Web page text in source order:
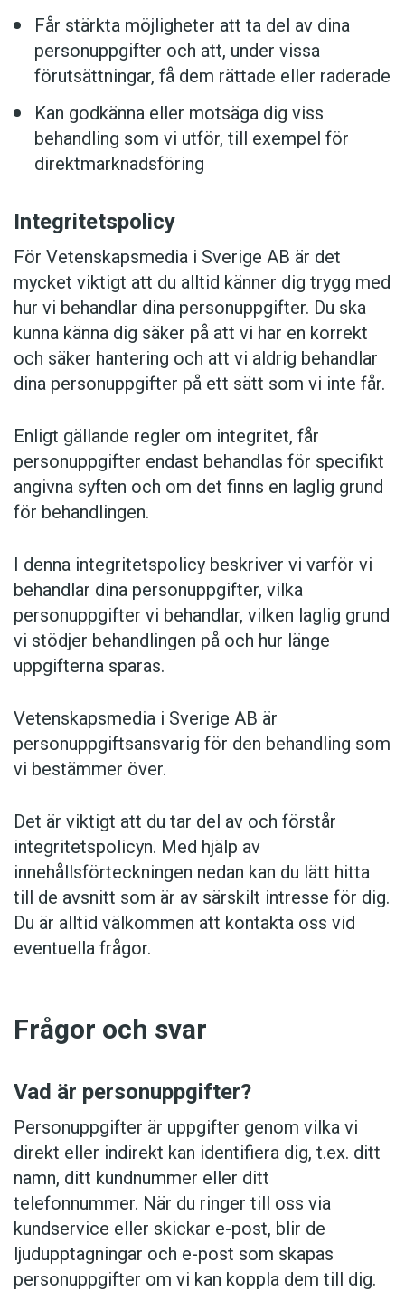
Får stärkta möjligheter att ta del av dina
personuppgifter och att, under vissa
förutsättningar, få dem rättade eller raderade
Kan godkänna eller motsäga dig viss
behandling som vi utför, till exempel för
direktmarknadsföring
Integritetspolicy
För Vetenskapsmedia i Sverige AB är det
mycket viktigt att du alltid känner dig trygg med
hur vi behandlar dina personuppgifter. Du ska
kunna känna dig säker på att vi har en korrekt
och säker hantering och att vi aldrig behandlar
dina personuppgifter på ett sätt som vi inte får.
Enligt gällande regler om integritet, får
personuppgifter endast behandlas för specifikt
angivna syften och om det finns en laglig grund
för behandlingen.
I denna integritetspolicy beskriver vi varför vi
behandlar dina personuppgifter, vilka
personuppgifter vi behandlar, vilken laglig grund
vi stödjer behandlingen på och hur länge
uppgifterna sparas.
Vetenskapsmedia i Sverige AB är
personuppgiftsansvarig för den behandling som
vi bestämmer över.
Det är viktigt att du tar del av och förstår
integritetspolicyn. Med hjälp av
innehållsförteckningen nedan kan du lätt hitta
till de avsnitt som är av särskilt intresse för dig.
Du är alltid välkommen att kontakta oss vid
eventuella frågor.
Frågor och svar
Vad är personuppgifter?
Personuppgifter är uppgifter genom vilka vi
direkt eller indirekt kan identifiera dig, t.ex. ditt
namn, ditt kundnummer eller ditt
telefonnummer. När du ringer till oss via
kundservice eller skickar e-post, blir de
ljudupptagningar och e-post som skapas
personuppgifter om vi kan koppla dem till dig.